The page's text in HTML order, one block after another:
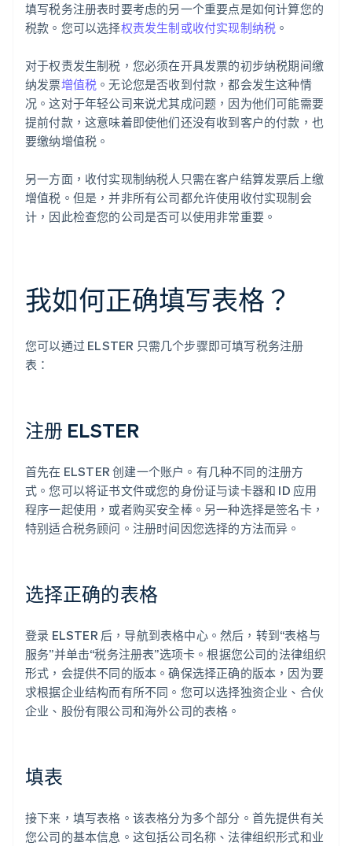
填写税务注册表时要考虑的另一个重要点是如何计算您的
税款。您可以选择权责发生制或收付实现制纳税 。
对于权责发生制税，您必须在开具发票的初步纳税期间缴
纳发票增值税 。无论您是否收到付款，都会发生这种情
况。这对于年轻公司来说尤其成问题，因为他们可能需要
提前付款，这意味着即使他们还没有收到客户的付款，也
要缴纳增值税。
另一方面，收付实现制纳税人只需在客户结算发票后上缴
增值税。但是，并非所有公司都允许使用收付实现制会
计，因此检查您的公司是否可以使用非常重要。
我如何正确填写表格？
您可以通过 ELSTER 只需几个步骤即可填写税务注册
表：
注册 ELSTER
首先在 ELSTER 创建一个账户。有几种不同的注册方
式。您可以将证书文件或您的身份证与读卡器和 ID 应用
程序一起使用，或者购买安全棒。另一种选择是签名卡，
特别适合税务顾问。注册时间因您选择的方法而异。
选择正确的表格
登录 ELSTER 后，导航到表格中心。然后，转到“表格与
服务”并单击“税务注册表”选项卡。根据您公司的法律组织
形式，会提供不同的版本。确保选择正确的版本，因为要
求根据企业结构而有所不同。您可以选择独资企业、合伙
企业、股份有限公司和海外公司的表格。
填表
接下来，填写表格。该表格分为多个部分。首先提供有关
您公司的基本信息。这包括公司名称、法律组织形式和业